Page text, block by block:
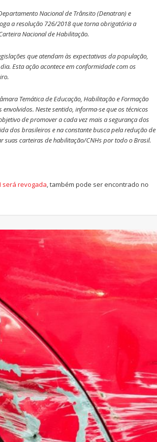
Nacional de Trânsito (Denatran) e
a resolução 726/2018 que torna obrigatória a
Nacional de Habilitação.
que atendam às expectativas da população,
Esta ação acontece em conformidade com os
Temática de Educação, Habilitação e Formação
Neste sentido, informa-se que os técnicos
de promover a cada vez mais a segurança dos
dos brasileiros e na constante busca pela redução de
suas carteiras de habilitação/CNHs por todo o Brasil.
será revogada , também pode ser encontrado no